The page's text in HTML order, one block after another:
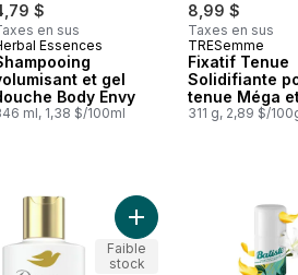
$
en sus
Essences
et gel
Body Envy
ml, 1,38 $/100ml
8,99 $
Taxes en sus
TRESemme
Fixatif Tenue
Solidifiante
tenue Méga
heures de
311 g, 2,89 $/
et gel douche Hello
Ajouter Daily
Faible
stock